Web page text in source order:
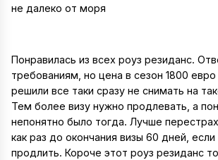
не далеко от моря
Понравилась из всех роуз резиданс.
требованиям, но цена в сезон 1800
решили все таки сразу не снимать на
Тем более визу нужно продлевать, а
непонятно было тогда. Лучше
как раз до окончания визы 60 дней, если
продлить. Короче этот роуз резиданс